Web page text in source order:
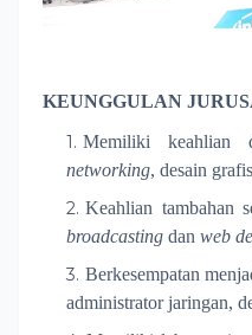
KEUNGGULAN
Memiliki keahlian
networking, desain
Keahlian tambahan
broadcasting dan web
Berkesempatan
administrator jaringan,